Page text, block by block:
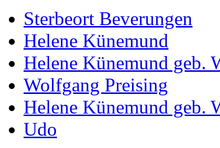
Sterbeort Beverungen
Helene Künemund
Helene Künemund geb.
Wolfgang Preising
Helene Künemund geb.
Udo